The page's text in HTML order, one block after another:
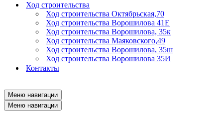
Ход строительства
Ход строительства Октябрьская,70
Ход строительства Ворошилова 41Е
Ход строительства Ворошилова, 35к
Ход строительства Маяковского,49
Ход строительства Ворошилова, 35ш
Ход строительства Ворошилова 35И
Контакты
Меню навигации
Меню навигации